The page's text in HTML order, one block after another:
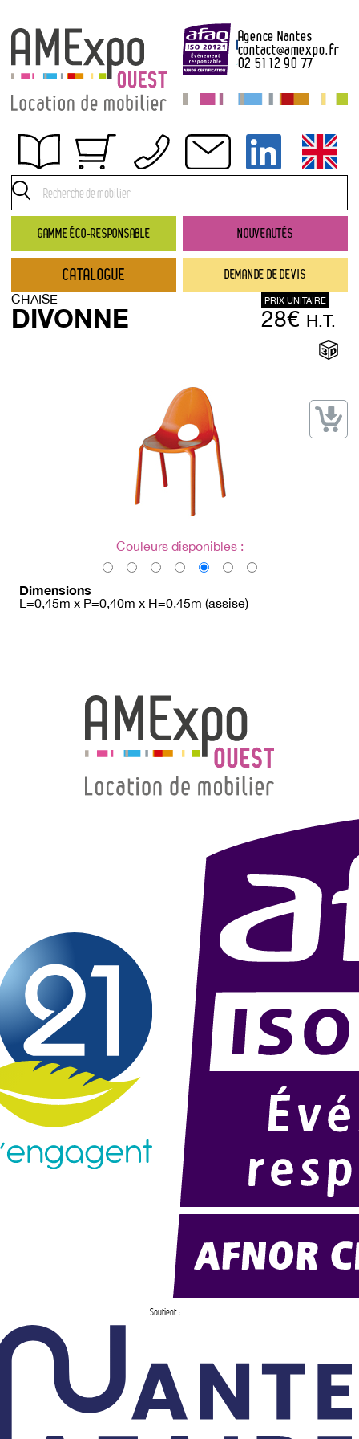
GAMME ÉCO-RESPONSABLE NOUVEAUTÉS
DEMANDE DE DEVIS
Agence Nantes
contact@amexpo.fr
02 51 12 90 77
Obtenir un devis
Conditions générales de location
Conditions de règlement
Contact
Catalogue
→ Nouveautés
→ Gamme éco-responsable
CATALOGUE
CHAISE
DIVONNE
PRIX UNITAIRE
28€ H.T.
Couleurs disponibles :
Dimensions
L=0,45m x P=0,40m x H=0,45m (assise)
Soutient :